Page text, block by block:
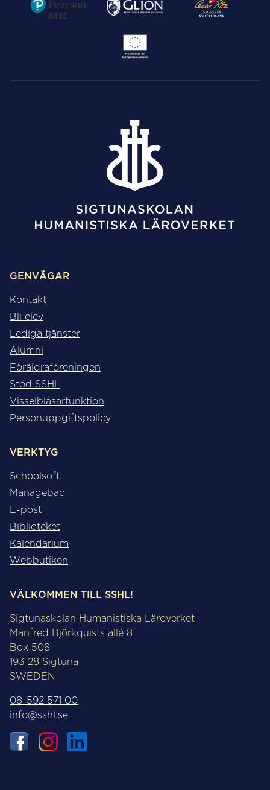
GENVÄGAR
Kontakt
Bli elev
Lediga tjänster
Alumni
Föräldraföreningen
Stöd SSHL
Visselblåsarfunktion
Personuppgiftspolicy
VERKTYG
Schoolsoft
Managebac
E-post
Biblioteket
Kalendarium
Webbutiken
VÄLKOMMEN TILL SSHL!
Sigtunaskolan Humanistiska Läroverket
Manfred Björkquists allé 8
Box 508
193 28 Sigtuna
SWEDEN
08-592 571 00
info@sshl.se